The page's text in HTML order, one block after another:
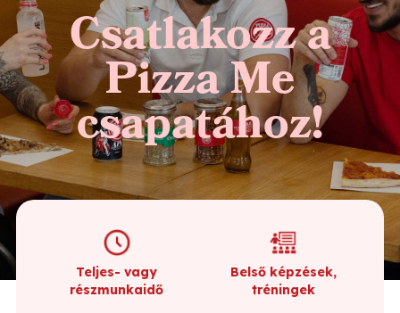
Csatlakozz a
Pizza Me
csapatához!
Teljes- vagy
részmunkaidő
Belső képzések,
tréningek